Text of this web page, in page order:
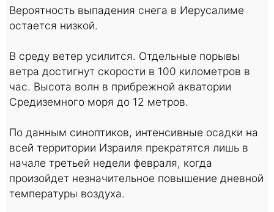
Вероятность выпадения снега в Иерусалиме
остается низкой.
В среду ветер усилится. Отдельные порывы
ветра достигнут скорости в 100 километров в
час. Высота волн в прибрежной акватории
Средиземного моря до 12 метров.
По данным синоптиков, интенсивные осадки на
всей территории Израиля прекратятся лишь в
начале третьей недели февраля, когда
произойдет незначительное повышение дневной
температуры воздуха.